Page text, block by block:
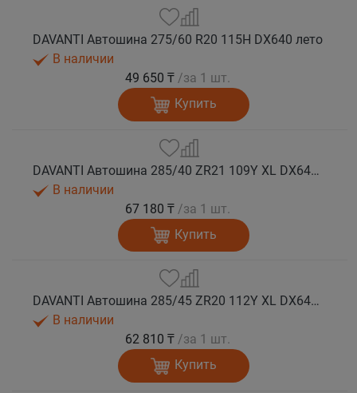
DAVANTI Автошина 275/60 R20 115H DX640 лето
В наличии
49 650 ₸ /за 1 шт.
Купить
DAVANTI Автошина 285/40 ZR21 109Y XL DX640 RPR лето (Таиланд)
В наличии
67 180 ₸ /за 1 шт.
Купить
DAVANTI Автошина 285/45 ZR20 112Y XL DX640 RPR лето (Таиланд)
В наличии
62 810 ₸ /за 1 шт.
Купить